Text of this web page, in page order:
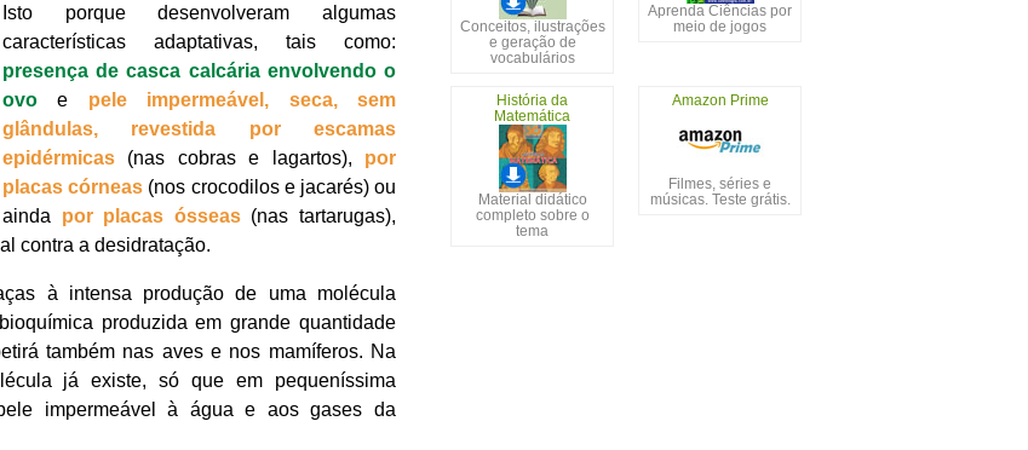
Isto porque desenvolveram algumas
características adaptativas, tais como:
presença de casca calcária envolvendo o
ovo e pele impermeável, seca, sem
glândulas, revestida por escamas
epidérmicas (nas cobras e lagartos), por
placas córneas (nos crocodilos e jacarés) ou
ainda por placas ósseas(nas tartarugas),
contra a desidratação.
à intensa produção de uma molécula
produzida em grande quantidade
também nas aves e nos mamíferos. Na
já existe, só que em pequeníssima
impermeável à água e aos gases da
Conceitos, ilustrações
e geração de
vocabulários
Aprenda Ciências por
meio de jogos
História da
Matemática
Material didático
completo sobre o
tema
Amazon Prime
Filmes, séries e
músicas. Teste grátis.